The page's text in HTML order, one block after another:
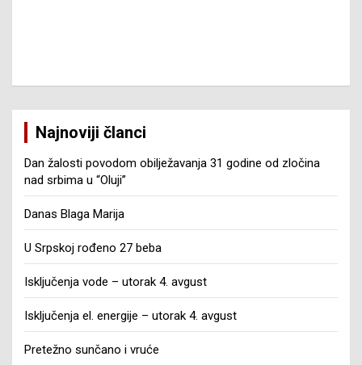
Najnoviji članci
Dan žalosti povodom obilježavanja 31 godine od zločina
nad srbima u “Oluji”
Danas Blaga Marija
U Srpskoj rođeno 27 beba
Isključenja vode – utorak 4. avgust
Isključenja el. energije – utorak 4. avgust
Pretežno sunčano i vruće